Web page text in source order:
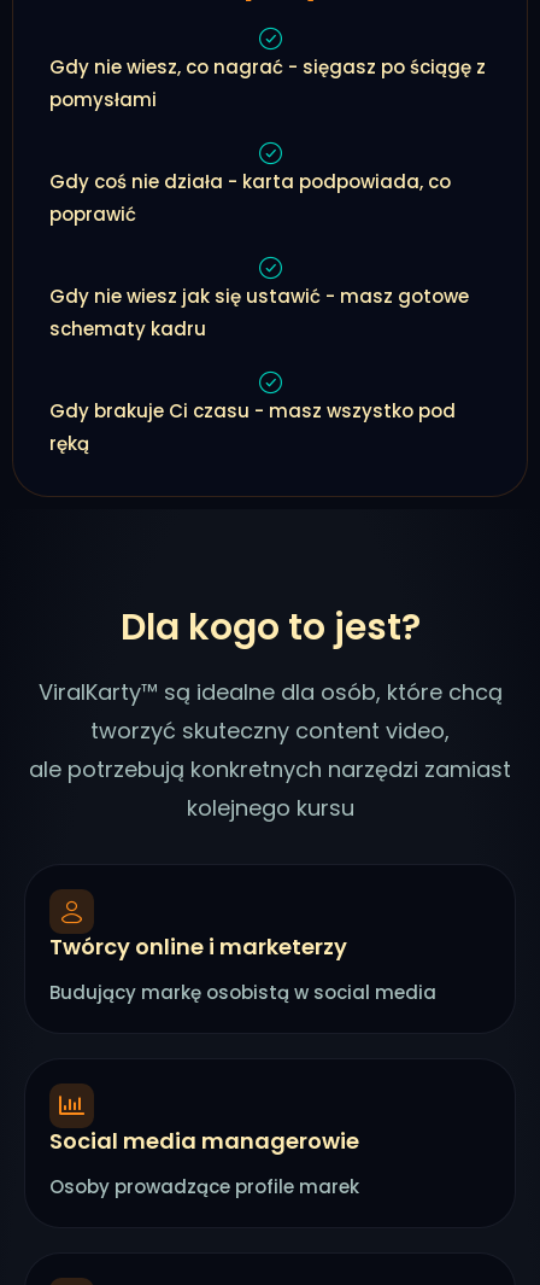
Gdy nie wiesz, co nagrać - sięgasz po ściągę z
pomysłami
Gdy coś nie działa - karta podpowiada, co
poprawić
Gdy nie wiesz jak się ustawić - masz gotowe
schematy kadru
Gdy brakuje Ci czasu - masz wszystko pod
ręką
Dla kogo to jest?
ViralKarty™ są idealne dla osób, które chcą
tworzyć skuteczny content video,
ale potrzebują konkretnych narzędzi zamiast
kolejnego kursu
Twórcy online i marketerzy
Budujący markę osobistą w social media
Social media managerowie
Osoby prowadzące profile marek